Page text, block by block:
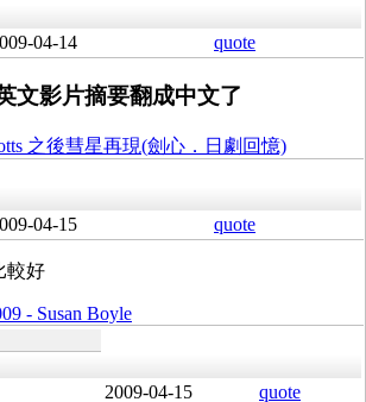
04-14 quote
文影片摘要翻成中文了
之後彗星再現(劍心．日劇回憶)
04-15 quote
較好
- Susan Boyle
2009-04-15 quote